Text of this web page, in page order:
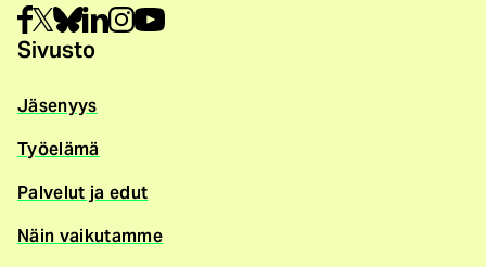
Sivusto
Jäsenyys
Työelämä
Palvelut ja edut
Näin vaikutamme